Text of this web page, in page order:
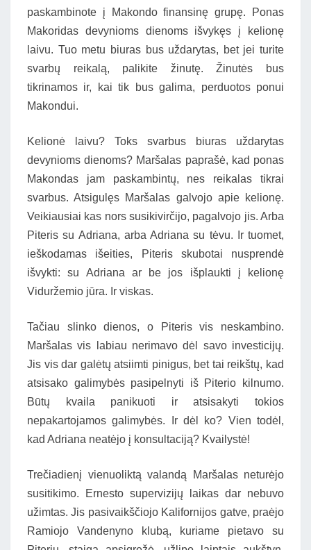
paskambinote į Makondo finansinę grupę. Ponas
Makoridas devynioms dienoms išvykęs į kelionę
laivu. Tuo metu biuras bus uždarytas, bet jei turite
svarbų reikalą, palikite žinutę. Žinutės bus
tikrinamos ir, kai tik bus galima, perduotos ponui
Makondui.
Kelionė laivu? Toks svarbus biuras uždarytas
devynioms dienoms? Maršalas paprašė, kad ponas
Makondas jam paskambintų, nes reikalas tikrai
svarbus. Atsigulęs Maršalas galvojo apie kelionę.
Veikiausiai kas nors susikivirčijo, pagalvojo jis. Arba
Piteris su Adriana, arba Adriana su tėvu. Ir tuomet,
ieškodamas išeities, Piteris skubotai nusprendė
išvykti: su Adriana ar be jos išplaukti į kelionę
Viduržemio jūra. Ir viskas.
Tačiau slinko dienos, o Piteris vis neskambino.
Maršalas vis labiau nerimavo dėl savo investicijų.
Jis vis dar galėtų atsiimti pinigus, bet tai reikštų, kad
atsisako galimybės pasipelnyti iš Piterio kilnumo.
Būtų kvaila panikuoti ir atsisakyti tokios
nepakartojamos galimybės. Ir dėl ko? Vien todėl,
kad Adriana neatėjo į konsultaciją? Kvailystė!
Trečiadienį vienuoliktą valandą Maršalas neturėjo
susitikimo. Ernesto supervizijų laikas dar nebuvo
užimtas. Jis pasivaikščiojo Kalifornijos gatve, praėjo
Ramiojo Vandenyno klubą, kuriame pietavo su